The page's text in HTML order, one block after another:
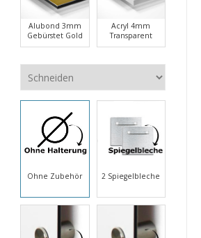
Alubond 3mm
Gebürstet Gold
Acryl 4mm
Transparent
Ohne Zubehör 2 Spiegelbleche